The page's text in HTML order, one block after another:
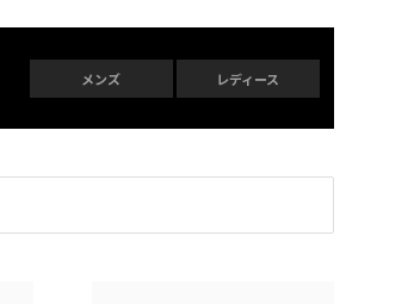
メンズ レディース